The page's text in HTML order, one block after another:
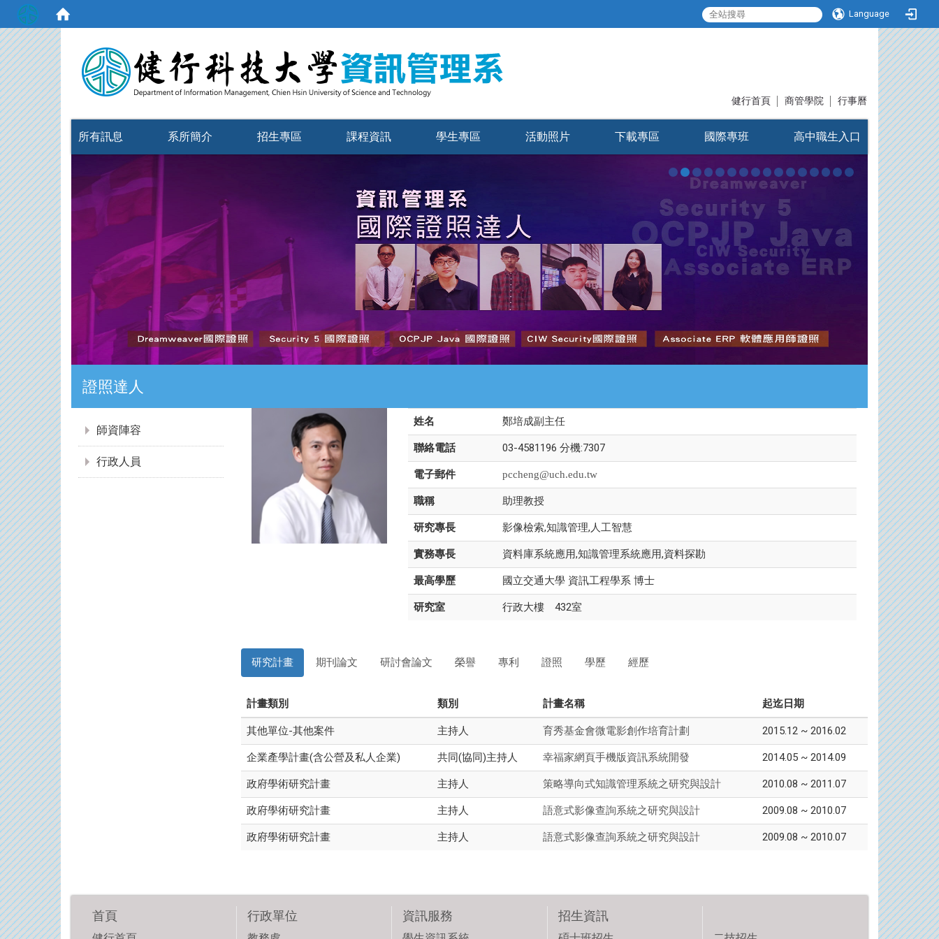
Language
健行首頁 商管學院 行事曆
所有訊息 系所簡介 招生專區 課程資訊 學生專區 活動照片 下載專區 國際專班 高中職生入口
證照達人
師資陣容
行政人員
姓名 鄭培成副主任
聯絡電話 03-4581196 分機:7307
電子郵件 pccheng@uch.edu.tw
職稱 助理教授
研究專長 影像檢索,知識管理,人工智慧
實務專長 資料庫系統應用,知識管理系統應用,資料探勘
最高學歷 國立交通大學 資訊工程學系 博士
研究室 行政大樓 432室
研究計畫 期刊論文 研討會論文 榮譽 專利 證照 學歷 經歷
計畫類別 類別 計畫名稱 起迄日期
其他單位-其他案件 主持人 育秀基金會微電影創作培育計劃 2015.12 ~ 2016.02
企業產學計畫(含公營及私人企業) 共同(協同)主持人 幸福家網頁手機版資訊系統開發 2014.05 ~ 2014.09
政府學術研究計畫 主持人 策略導向式知識管理系統之研究與設計 2010.08 ~ 2011.07
政府學術研究計畫 主持人 語意式影像查詢系統之研究與設計 2009.08 ~ 2010.07
政府學術研究計畫 主持人 語意式影像查詢系統之研究與設計 2009.08 ~ 2010.07
首頁 行政單位 資訊服務 招生資訊